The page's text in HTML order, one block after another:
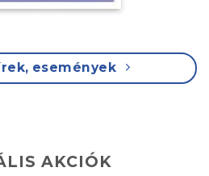
események
AKCIÓK